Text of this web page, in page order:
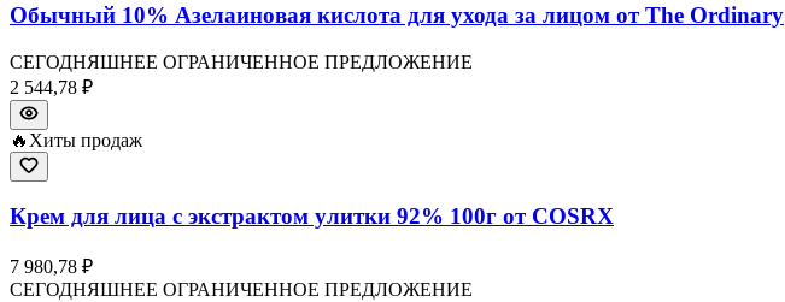
Обычный 10% Азелаиновая кислота для ухода за лицом от The Ordinary
СЕГОДНЯШНЕЕ ОГРАНИЧЕННОЕ ПРЕДЛОЖЕНИЕ
2 544,78 ₽
🔥 Хиты продаж
Крем для лица с экстрактом улитки 92% 100г от COSRX
7 980,78 ₽
СЕГОДНЯШНЕЕ ОГРАНИЧЕННОЕ ПРЕДЛОЖЕНИЕ